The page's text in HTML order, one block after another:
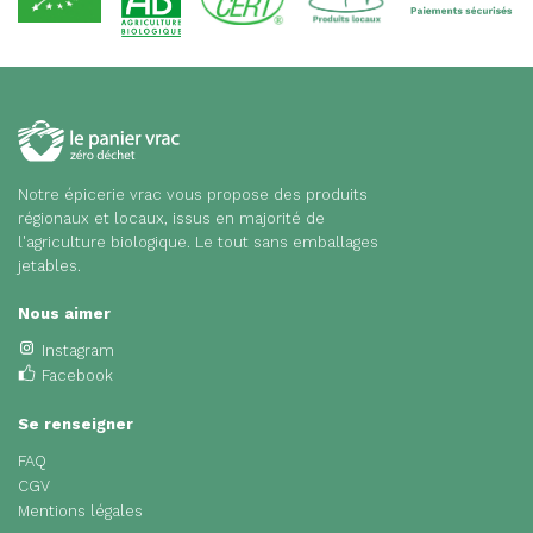
Notre épicerie vrac vous propose des produits
régionaux et locaux, issus en majorité de
l'agriculture biologique. Le tout sans emballages
jetables.
Nous aimer
Instagram
Facebook
Se renseigner
FAQ
CGV
Mentions légales